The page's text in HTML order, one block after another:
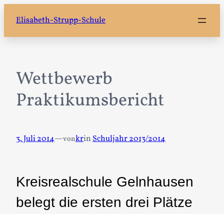
Inhalt
springen
Elisabeth-Strupp-Schule
Wettbewerb
Praktikumsbericht
3. Juli 2014—vonkrin Schuljahr 2013/2014
Kreisrealschule Gelnhausen
belegt die ersten drei Plätze